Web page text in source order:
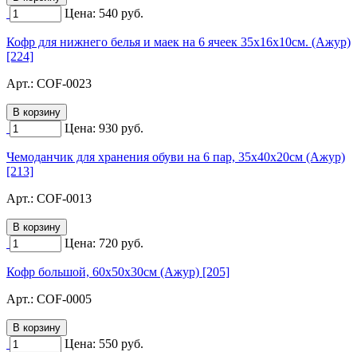
Цена: 540 руб.
Кофр для нижнего белья и маек на 6 ячеек 35х16х10см. (Ажур)
[224]
Арт.: COF-0023
Цена: 930 руб.
Чемоданчик для хранения обуви на 6 пар, 35х40х20см (Ажур)
[213]
Арт.: COF-0013
Цена: 720 руб.
Кофр большой, 60х50х30см (Ажур) [205]
Арт.: COF-0005
Цена: 550 руб.